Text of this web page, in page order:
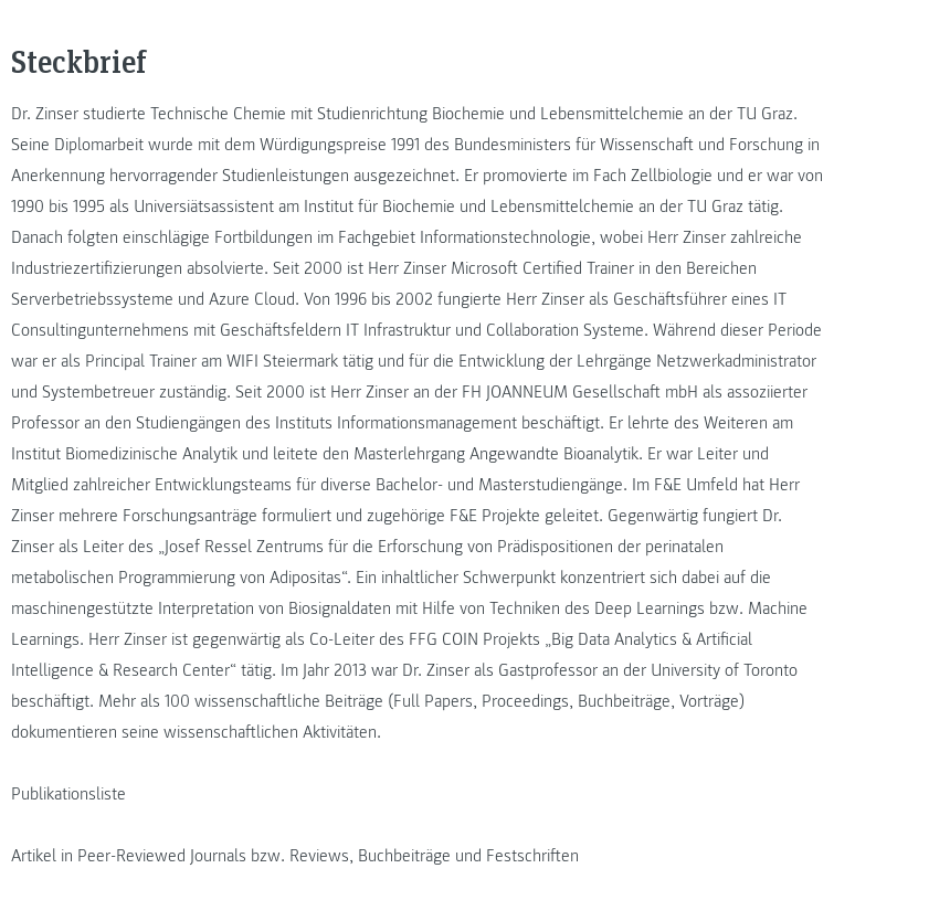
Steckbrief
Dr. Zinser studierte Technische Chemie mit Studienrichtung Biochemie und Lebensmittelchemie an der TU Graz.
Seine Diplomarbeit wurde mit dem Würdigungspreise 1991 des Bundesministers für Wissenschaft und Forschung in
Anerkennung hervorragender Studienleistungen ausgezeichnet. Er promovierte im Fach Zellbiologie und er war von
1990 bis 1995 als Universiätsassistent am Institut für Biochemie und Lebensmittelchemie an der TU Graz tätig.
Danach folgten einschlägige Fortbildungen im Fachgebiet Informationstechnologie, wobei Herr Zinser zahlreiche
Industriezertifizierungen absolvierte. Seit 2000 ist Herr Zinser Microsoft Certified Trainer in den Bereichen
Serverbetriebssysteme und Azure Cloud. Von 1996 bis 2002 fungierte Herr Zinser als Geschäftsführer eines IT
Consultingunternehmens mit Geschäftsfeldern IT Infrastruktur und Collaboration Systeme. Während dieser Periode
war er als Principal Trainer am WIFI Steiermark tätig und für die Entwicklung der Lehrgänge Netzwerkadministrator
und Systembetreuer zuständig. Seit 2000 ist Herr Zinser an der FH JOANNEUM Gesellschaft mbH als assoziierter
Professor an den Studiengängen des Instituts Informationsmanagement beschäftigt. Er lehrte des Weiteren am
Institut Biomedizinische Analytik und leitete den Masterlehrgang Angewandte Bioanalytik. Er war Leiter und
Mitglied zahlreicher Entwicklungsteams für diverse Bachelor- und Masterstudiengänge. Im F&E Umfeld hat Herr
Zinser mehrere Forschungsanträge formuliert und zugehörige F&E Projekte geleitet. Gegenwärtig fungiert Dr.
Zinser als Leiter des „Josef Ressel Zentrums für die Erforschung von Prädispositionen der perinatalen
metabolischen Programmierung von Adipositas“. Ein inhaltlicher Schwerpunkt konzentriert sich dabei auf die
maschinengestützte Interpretation von Biosignaldaten mit Hilfe von Techniken des Deep Learnings bzw. Machine
Learnings. Herr Zinser ist gegenwärtig als Co-Leiter des FFG COIN Projekts „Big Data Analytics & Artificial
Intelligence & Research Center“ tätig. Im Jahr 2013 war Dr. Zinser als Gastprofessor an der University of Toronto
beschäftigt. Mehr als 100 wissenschaftliche Beiträge (Full Papers, Proceedings, Buchbeiträge, Vorträge)
dokumentieren seine wissenschaftlichen Aktivitäten.
Publikationsliste
Artikel in Peer-Reviewed Journals bzw. Reviews, Buchbeiträge und Festschriften